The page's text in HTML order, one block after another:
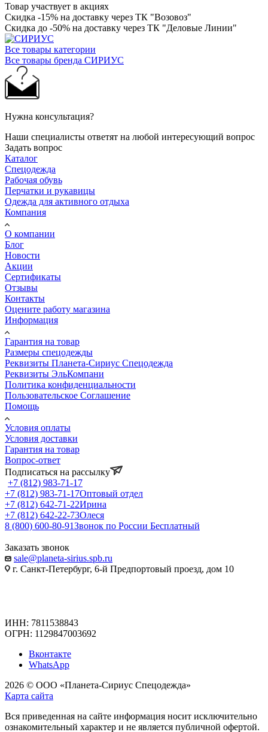
Товар участвует в акциях
Скидка -15% на доставку через ТК "Возовоз"
Скидка до -50% на доставку через ТК "Деловые Линии"
Все товары категории
Все товары бренда СИРИУС
Нужна консультация?
Наши специалисты ответят на любой интересующий вопрос
Задать вопрос
Каталог
Спецодежда
Рабочая обувь
Перчатки и рукавицы
Одежда для активного отдыха
Компания
О компании
Блог
Новости
Акции
Сертификаты
Отзывы
Контакты
Оцените работу магазина
Информация
Гарантия на товар
Размеры спецодежды
Реквизиты Планета-Сириус Спецодежда
Реквизиты ЭльКомпани
Политика конфиденциальности
Пользовательское Соглашение
Помощь
Условия оплаты
Условия доставки
Гарантия на товар
Вопрос-ответ
Подписаться на рассылку
+7 (812) 983-71-17
+7 (812) 983-71-17Оптовый отдел
+7 (812) 642-71-22Ирина
+7 (812) 642-22-73Олеся
8 (800) 600-80-91Звонок по России Бесплатный
Заказать звонок
sale@planeta-sirius.spb.ru
г. Санкт-Петербург, 6-й Предпортовый проезд, дом 10
ИНН: 7811538843
ОГРН: 1129847003692
Вконтакте
WhatsApp
2026 © ООО «Планета-Сириус Спецодежда»
Карта сайта
Вся приведенная на сайте информация носит исключительно
ознакомительный характер и не является публичной офертой.